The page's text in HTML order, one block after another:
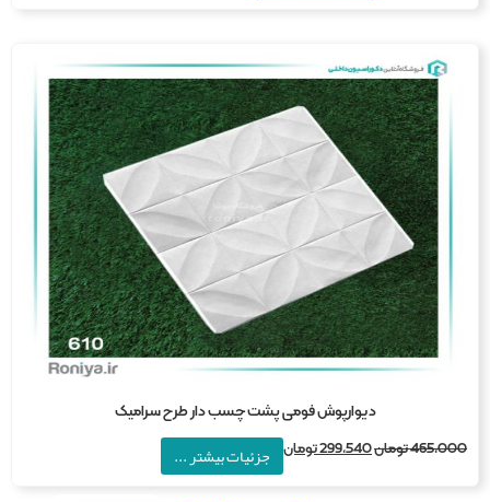
دیوارپوش فومی پشت چسب دار طرح سرامیک
تومان299,540تومان جزئیات بیشتر ...